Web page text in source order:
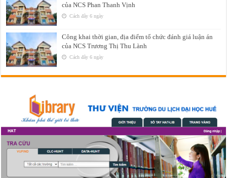
của NCS Phan Thanh Vịnh
Cách đây 6 ngày
Công khai thời gian, địa điểm tổ chức đánh giá luận án
của NCS Trương Thị Thu Lành
Cách đây 6 ngày